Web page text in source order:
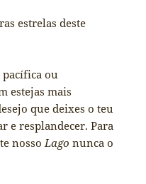
estrelas deste
pacífica ou
estejas mais
que deixes o teu
e resplandecer. Para
nossoLago nunca o